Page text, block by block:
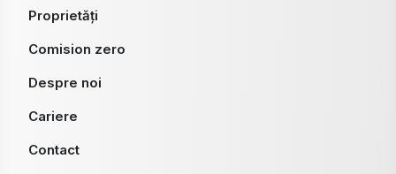
Proprietăți
Comision zero
Despre noi
Cariere
Contact